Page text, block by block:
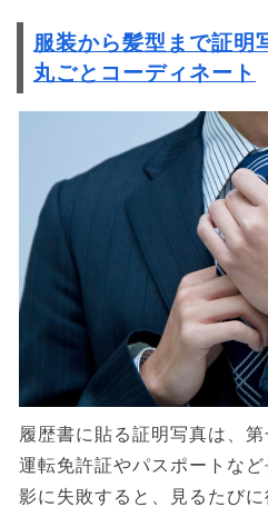
服装から髪型まで証明
丸ごとコーディネート
履歴書に貼る証明写真は、
運転免許証やパスポートな
影に失敗すると、見るたび